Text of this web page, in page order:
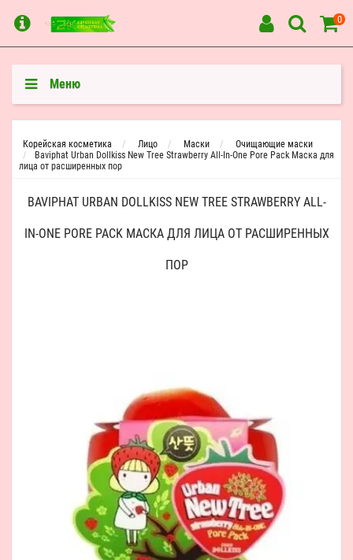
0
Меню
Корейская косметика Лицо Маски
Очищающие маски
Baviphat Urban Dollkiss New Tree Strawberry All-In-One Pore Pack Маска для
лица от расширенных пор
BAVIPHAT URBAN DOLLKISS NEW TREE STRAWBERRY ALL-
IN-ONE PORE PACK МАСКА ДЛЯ ЛИЦА ОТ РАСШИРЕННЫХ
ПОР